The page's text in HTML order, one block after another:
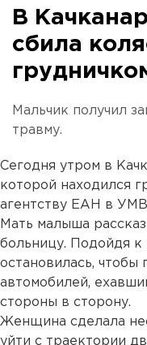
В
сбила
Мальчик получил
травму.
Сегодня утром в
которой находился
агентству ЕАН в
Мать малыша
больницу. Подойдя к
остановилась,
автомобилей,
стороны в сторону.
Женщина сделала
уйти с траектории